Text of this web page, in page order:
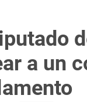
a un